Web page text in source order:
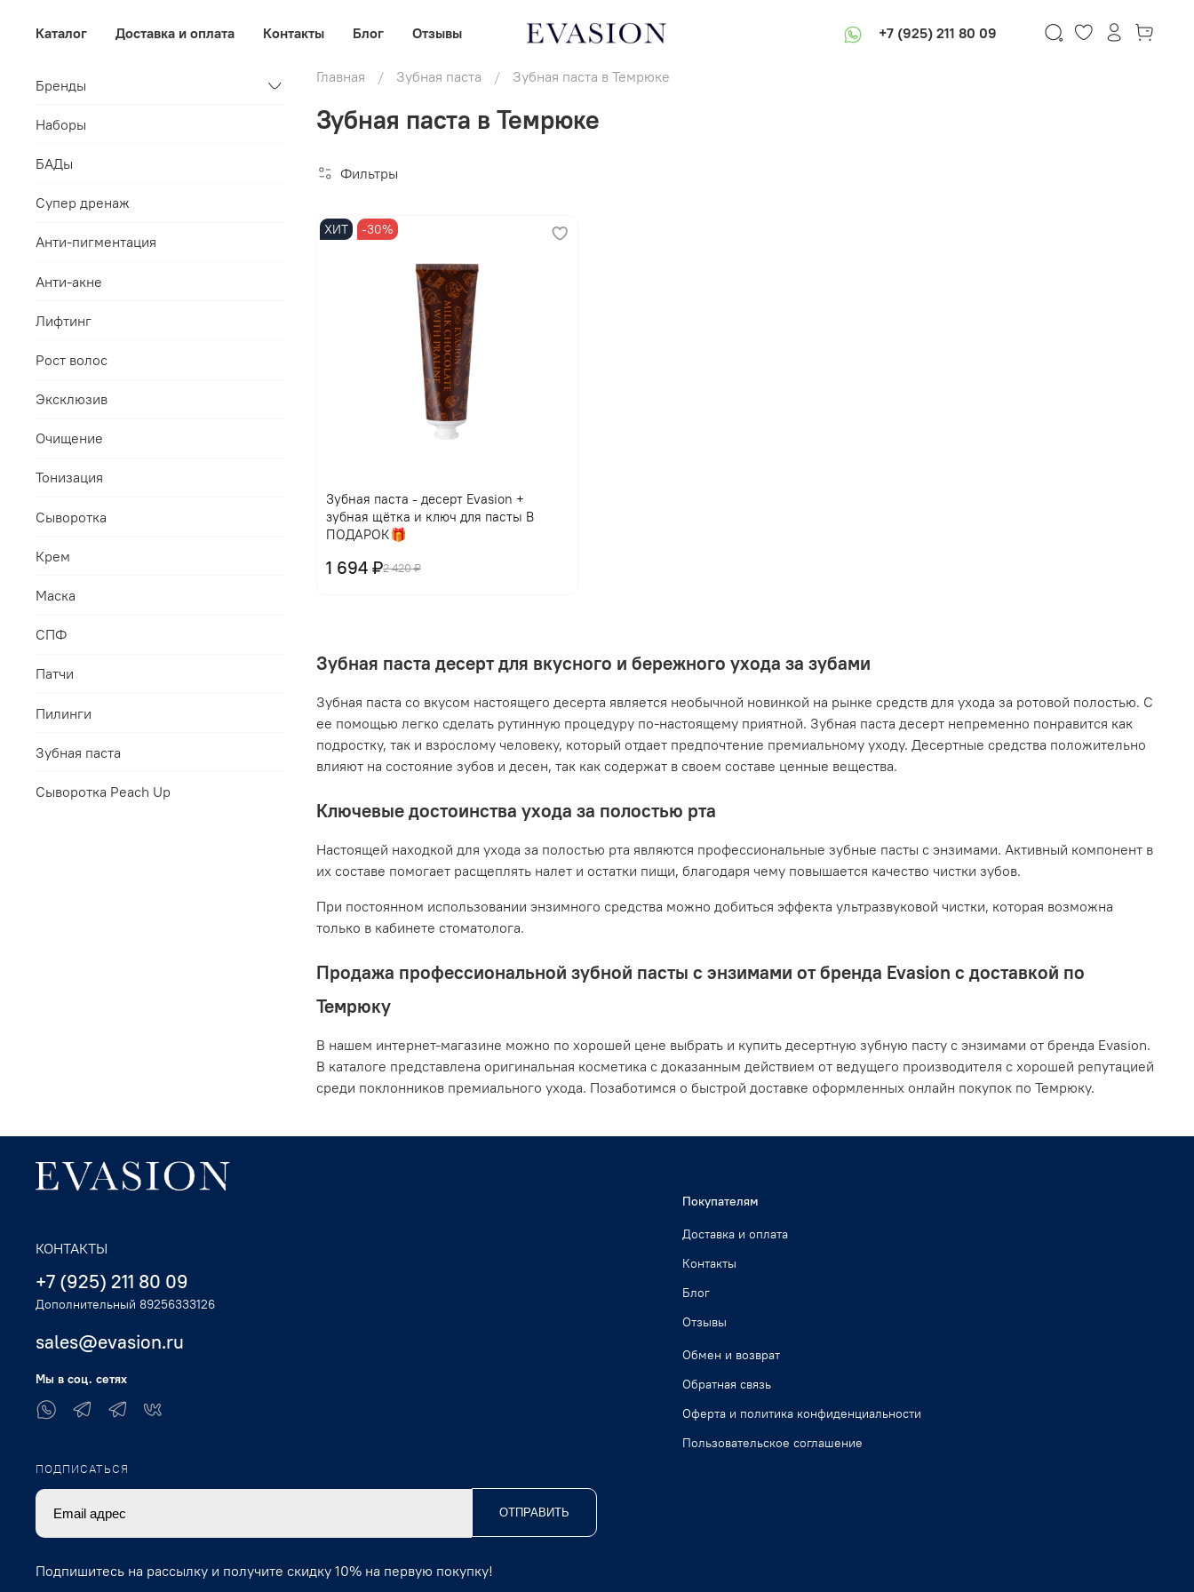
Каталог Доставка и оплата Контакты Блог Отзывы +7 (925) 211 80 09
Главная Зубная паста Зубная паста в Темрюке
Зубная паста в Темрюке
Фильтры
ХИТ -30%
Зубная паста - десерт Evasion +
зубная щётка и ключ для пасты В
ПОДАРОК🎁
2 420 ₽
1 694 ₽
В корзину
Зубная паста десерт для вкусного и бережного ухода за зубами
Зубная паста со вкусом настоящего десерта является необычной новинкой на рынке средств для ухода за ротовой полостью. С
ее помощью легко сделать рутинную процедуру по-настоящему приятной. Зубная паста десерт непременно понравится как
подростку, так и взрослому человеку, который отдает предпочтение премиальному уходу. Десертные средства положительно
влияют на состояние зубов и десен, так как содержат в своем составе ценные вещества.
Ключевые достоинства ухода за полостью рта
Настоящей находкой для ухода за полостью рта являются профессиональные зубные пасты с энзимами. Активный компонент в
их составе помогает расщеплять налет и остатки пищи, благодаря чему повышается качество чистки зубов.
При постоянном использовании энзимного средства можно добиться эффекта ультразвуковой чистки, которая возможна
только в кабинете стоматолога.
Продажа профессиональной зубной пасты с энзимами от бренда Evasion с доставкой по
Темрюку
В нашем интернет-магазине можно по хорошей цене выбрать и купить десертную зубную пасту с энзимами от бренда Evasion.
В каталоге представлена оригинальная косметика с доказанным действием от ведущего производителя с хорошей репутацией
среди поклонников премиального ухода. Позаботимся о быстрой доставке оформленных онлайн покупок по Темрюку.
Бренды
Наборы
БАДы
Супер дренаж
Анти-пигментация
Анти-акне
Лифтинг
Рост волос
Эксклюзив
Очищение
Тонизация
Сыворотка
Крем
Маска
СПФ
Патчи
Пилинги
Зубная паста
Сыворотка Peach Up
Покупателям
Доставка и оплата
Контакты
Блог
Отзывы
Обмен и возврат
Обратная связь
Оферта и политика конфиденциальности
Пользовательское соглашение
КОНТАКТЫ
+7 (925) 211 80 09
Дополнительный 89256333126
sales@evasion.ru
Мы в соц. сетях
ПОДПИСАТЬСЯ
ОТПРАВИТЬ
Подпишитесь на рассылку и получите скидку 10% на первую покупку!